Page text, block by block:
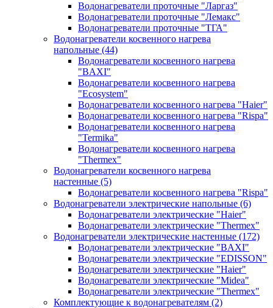
Водонагреватели проточные "Ларгаз"
Водонагреватели проточные "Лемакс"
Водонагреватели проточные "ТГА"
Водонагреватели косвенного нагрева
напольные (44)
Водонагреватели косвенного нагрева
"BAXI"
Водонагреватели косвенного нагрева
"Ecosystem"
Водонагреватели косвенного нагрева "Haier"
Водонагреватели косвенного нагрева "Rispa"
Водонагреватели косвенного нагрева
"Termika"
Водонагреватели косвенного нагрева
"Thermex"
Водонагреватели косвенного нагрева
настенные (5)
Водонагреватели косвенного нагрева "Rispa"
Водонагреватели электрические напольные (6)
Водонагреватели электрические "Haier"
Водонагреватели электрические "Thermex"
Водонагреватели электрические настенные (172)
Водонагреватели электрические "BAXI"
Водонагреватели электрические "EDISSON"
Водонагреватели электрические "Haier"
Водонагреватели электрические "Midea"
Водонагреватели электрические "Thermex"
Комплектующие к водонагревателям (2)